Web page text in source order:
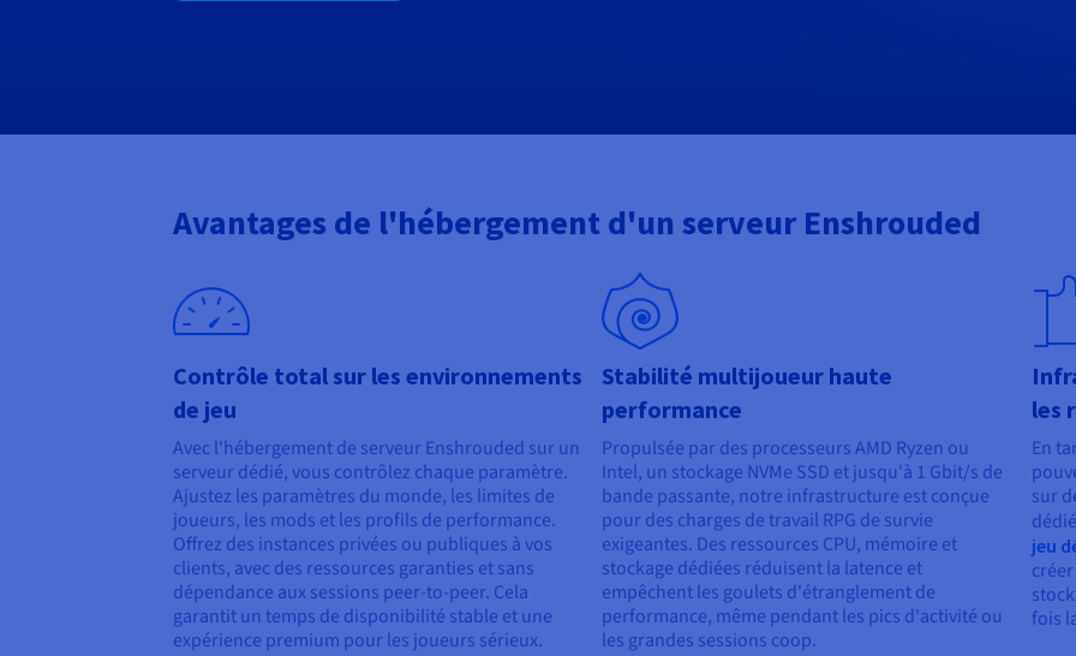
Avantages de l'hébergement d'un serveur Enshrouded
Contrôle total sur les environnements
de jeu
Avec l'hébergement de serveur Enshrouded sur un
serveur dédié, vous contrôlez chaque paramètre.
Ajustez les paramètres du monde, les limites de
joueurs, les mods et les profils de performance.
Offrez des instances privées ou publiques à vos
clients, avec des ressources garanties et sans
dépendance aux sessions peer-to-peer. Cela
garantit un temps de disponibilité stable et une
expérience premium pour les joueurs sérieux.
Stabilité multijoueur haute
performance
Propulsée par des processeurs AMD Ryzen ou
Intel, un stockage NVMe SSD et jusqu'à 1 Gbit/s de
bande passante, notre infrastructure est conçue
pour des charges de travail RPG de survie
exigeantes. Des ressources CPU, mémoire et
stockage dédiées réduisent la latence et
empêchent les goulets d'étranglement de
performance, même pendant les pics d'activité ou
les grandes sessions coop.
les
En
sur
jeu
fois